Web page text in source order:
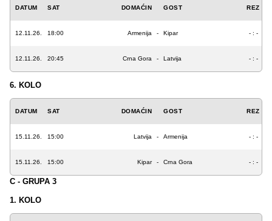
DATUM SAT DOMAĆIN GOST REZ
12.11.26. 18:00 Armenija - Kipar - : -
12.11.26. 20:45 Crna Gora - Latvija - : -
6. KOLO
DATUM SAT DOMAĆIN GOST REZ
15.11.26. 15:00 Latvija - Armenija - : -
15.11.26. 15:00 Kipar - Crna Gora - : -
C - GRUPA 3
1. KOLO